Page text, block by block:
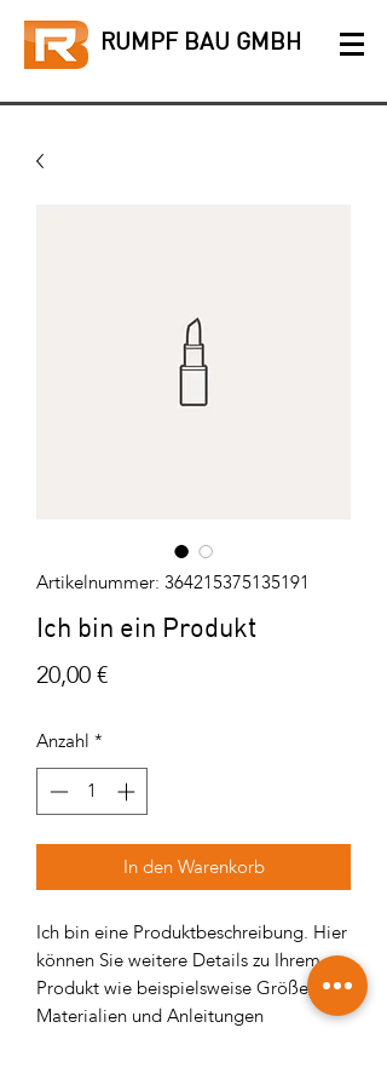
RUMPF BAU GMBH
Artikelnummer: 364215375135191
Ich bin ein Produkt
20,00 €Preis
Anzahl *
In den Warenkorb
Ich bin eine Produktbeschreibung. Hier
können Sie weitere Details zu Ihrem
Produkt wie beispielsweise Größen,
Materialien und Anleitungen